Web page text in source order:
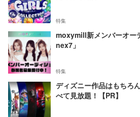
特集
moxymill新メンバーオー
nex7」
特集
ディズニー作品はもちろ
べて見放題！【PR】